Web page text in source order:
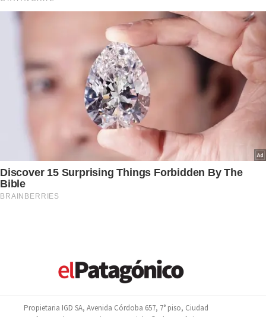
Propietaria IGD SA, Avenida Córdoba 657, 7° piso, Ciudad